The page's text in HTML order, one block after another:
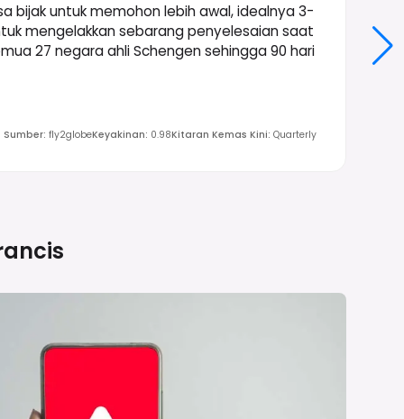
bijak untuk memohon lebih awal, idealnya 3-
mengelakkan sebarang penyelesaian saat
27 negara ahli Schengen sehingga 90 hari
Sumber: fly2globeKeyakinan: 0.98Kitaran Kemas Kini: Quarterly